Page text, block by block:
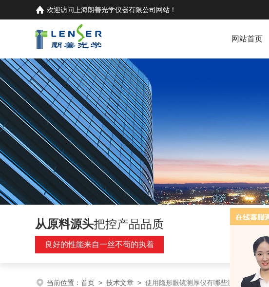
欢迎访问 上海朗善光学仪器有限公司 网站！
网站首页
从原料源头把控产品品质
良好的性能来自一丝不苟的执着
当前位置： 首页 > 技术文章 > 使用隐形眼镜测厚仪有哪些注意事项？